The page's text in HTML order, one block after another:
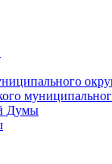
Думы